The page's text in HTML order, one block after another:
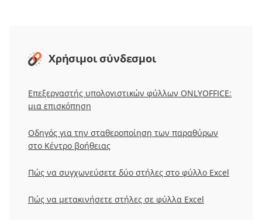
Χρήσιμοι σύνδεσμοι
Επεξεργαστής υπολογιστικών φύλλων ONLYOFFICE:
μια επισκόπηση
Οδηγός για την σταθεροποίηση των παραθύρων
στο Κέντρο βοήθειας
Πώς να συγχωνεύσετε δύο στήλες στο φύλλο Excel
Πώς να μετακινήσετε στήλες σε φύλλα Excel